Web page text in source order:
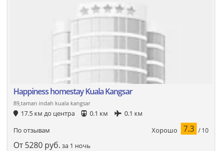
Happiness homestay Kuala Kangsar
89,taman indah kuala kangsar
17.5 км до центра 0.1 км
0.1 км
По отзывам
Хорошо 7.3 / 10
От 5280 руб. за 1 ночь